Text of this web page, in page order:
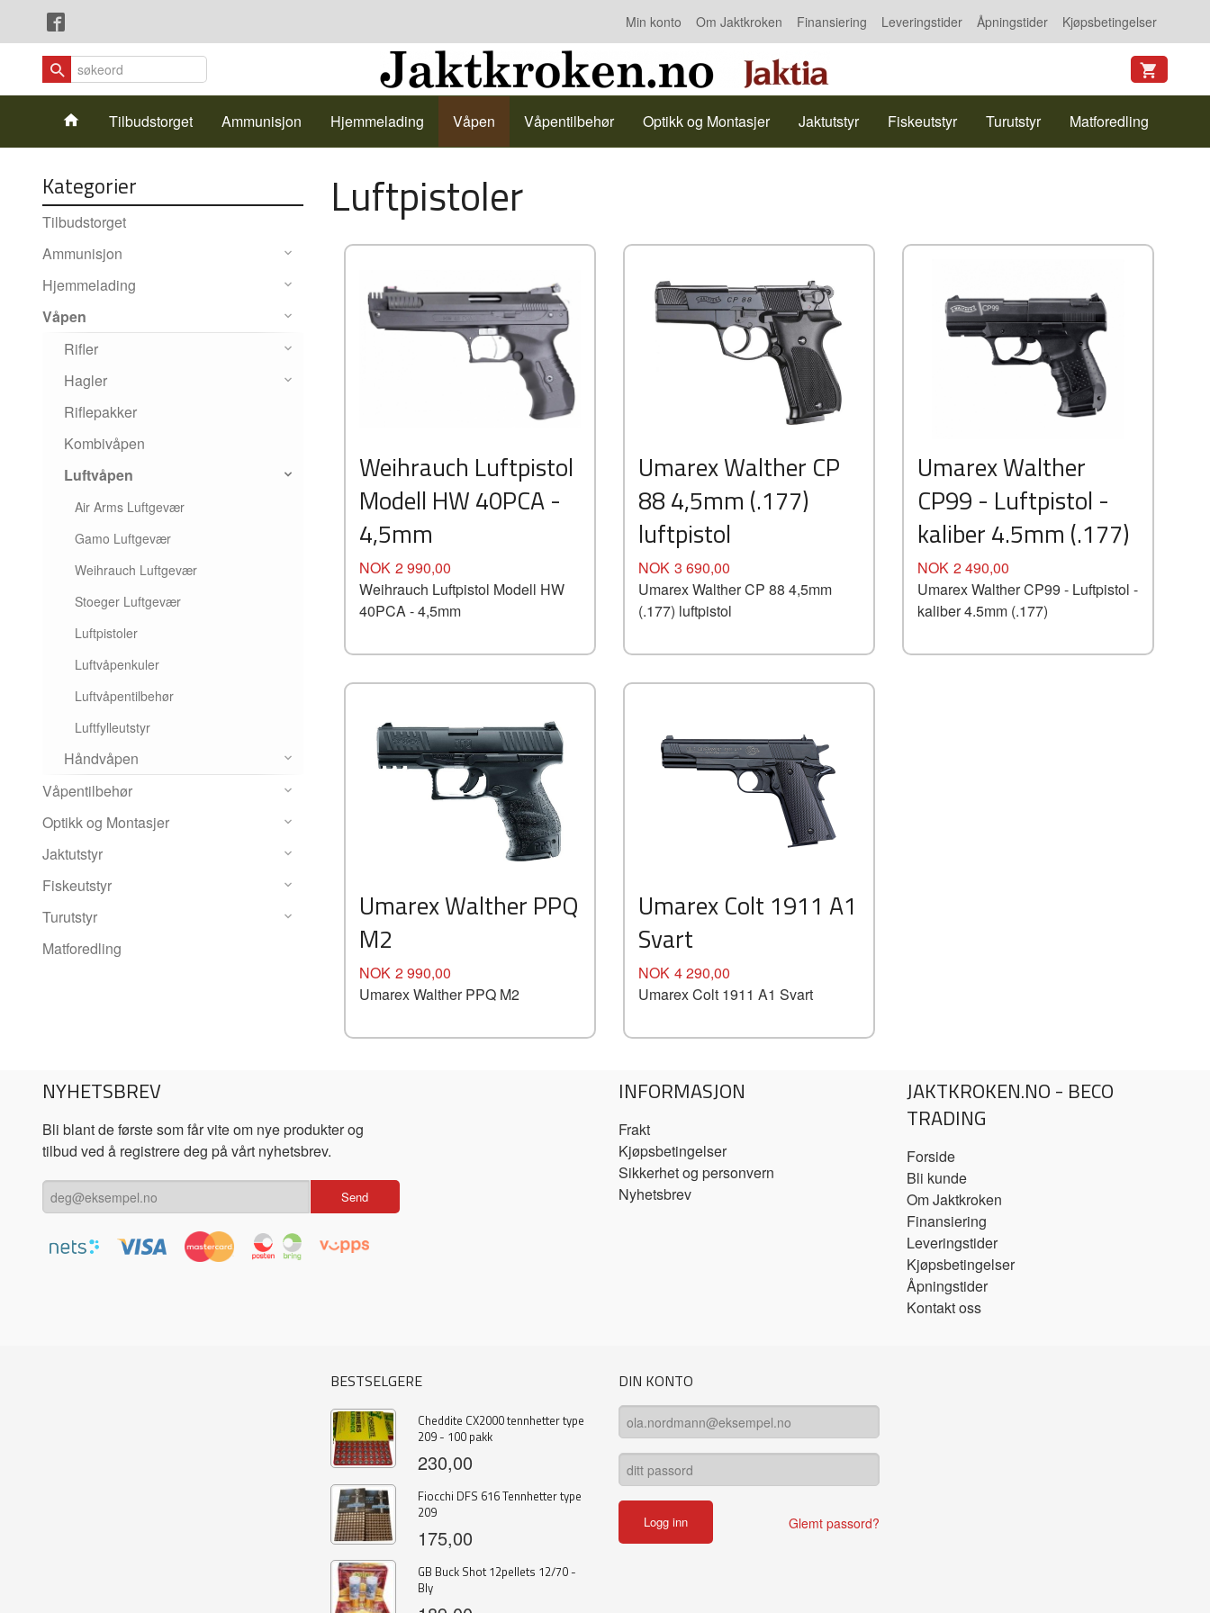
innholdet
Min konto Om Jaktkroken Finansiering Leveringstider Åpningstider Kjøpsbetingelser
Kontakt oss
ProdukterTilbudstorget Ammunisjon Hjemmelading Våpen Våpentilbehør Optikk og Montasjer Jaktutstyr Fiskeutstyr Turutstyr Matforedling
Kategorier
Tilbudstorget
Ammunisjon
Hjemmelading
Våpen
Rifler
Hagler
Riflepakker
Kombivåpen
Luftvåpen
Air Arms Luftgevær
Gamo Luftgevær
Weihrauch Luftgevær
Stoeger Luftgevær
Luftpistoler
Luftvåpenkuler
Luftvåpentilbehør
Luftfylleutstyr
Håndvåpen
Våpentilbehør
Optikk og Montasjer
Jaktutstyr
Fiskeutstyr
Turutstyr
Matforedling
Luftpistoler
Weihrauch Luftpistol
Modell HW 40PCA -
4,5mm
Pris
NOK 2 990,00
Weihrauch Luftpistol Modell HW
40PCA - 4,5mm
Umarex Walther CP
88 4,5mm (.177)
luftpistol
Pris
NOK 3 690,00
Umarex Walther CP 88 4,5mm
(.177) luftpistol
Umarex Walther
CP99 - Luftpistol -
kaliber 4.5mm (.177)
Pris
NOK 2 490,00
Umarex Walther CP99 - Luftpistol -
kaliber 4.5mm (.177)
Umarex Walther PPQ
M2
Pris
NOK 2 990,00
Umarex Walther PPQ M2
Umarex Colt 1911 A1
Svart
Pris
NOK 4 290,00
Umarex Colt 1911 A1 Svart
NYHETSBREV
Bli blant de første som får vite om nye produkter og
tilbud ved å registrere deg på vårt nyhetsbrev.
INFORMASJON
Frakt
Kjøpsbetingelser
Sikkerhet og personvern
Nyhetsbrev
JAKTKROKEN.NO - BECO
TRADING
Forside
Bli kunde
Om Jaktkroken
Finansiering
Leveringstider
Kjøpsbetingelser
Åpningstider
Kontakt oss
BESTSELGERE
Cheddite CX2000 tennhetter type
209 - 100 pakk
230,00
Fiocchi DFS 616 Tennhetter type
209
175,00
GB Buck Shot 12pellets 12/70 -
Bly
DIN KONTO
Glemt passord?